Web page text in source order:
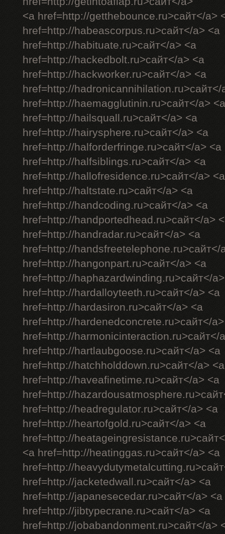
<a href=http://getthebounce.ru>сайт</a>
href=http://habeascorpus.ru>сайт</a> <a
href=http://habituate.ru>сайт</a> <a
href=http://hackedbolt.ru>сайт</a> <a
href=http://hackworker.ru>сайт</a> <a
href=http://hadronicannihilation.ru>сайт</
href=http://haemagglutinin.ru>сайт</a> <a
href=http://hailsquall.ru>сайт</a> <a
href=http://hairysphere.ru>сайт</a> <a
href=http://halforderfringe.ru>сайт</a> <a
href=http://halfsiblings.ru>сайт</a> <a
href=http://hallofresidence.ru>сайт</a> <a
href=http://haltstate.ru>сайт</a> <a
href=http://handcoding.ru>сайт</a> <a
href=http://handportedhead.ru>сайт</a>
href=http://handradar.ru>сайт</a> <a
href=http://handsfreetelephone.ru>сайт</
href=http://hangonpart.ru>сайт</a> <a
href=http://haphazardwinding.ru>сайт</
href=http://hardalloyteeth.ru>сайт</a> <a
href=http://hardasiron.ru>сайт</a> <a
href=http://hardenedconcrete.ru>сайт</
href=http://harmonicinteraction.ru>сайт</
href=http://hartlaubgoose.ru>сайт</a> <a
href=http://hatchholddown.ru>сайт</a> <a
href=http://haveafinetime.ru>сайт</a> <a
href=http://
href=http://headregulator.ru>сайт</a> <a
href=http://heartofgold.ru>сайт</a> <a
href=http://
<a href=http://heatinggas.ru>сайт</a> <a
href=http://
href=http://jacketedwall.ru>сайт</a> <a
href=http://japanesecedar.ru>сайт</a> <a
href=http://jibtypecrane.ru>сайт</a> <a
href=http://jobabandonment.ru>сайт</a>